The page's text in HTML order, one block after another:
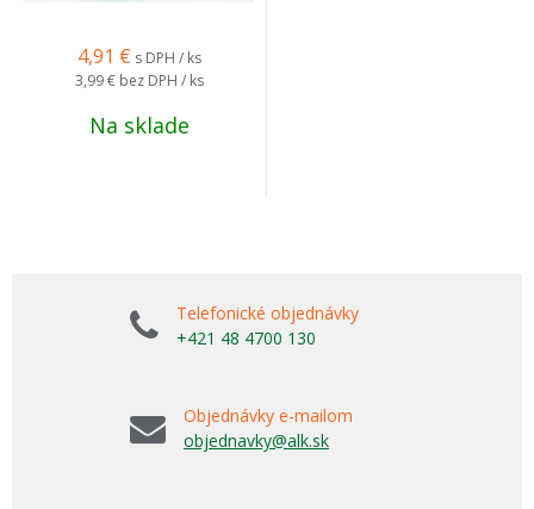
4,91 € s DPH / ks
3,99 € bez DPH / ks
Na sklade
Telefonické objednávky
+421 48 4700 130
Objednávky e-mailom
objednavky@alk.sk